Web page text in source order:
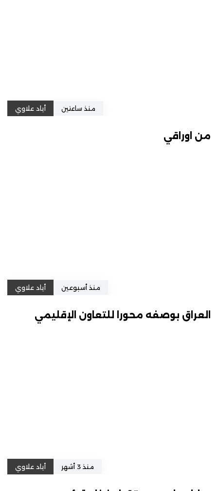
منذ ساعتين أياد علاوي
من اوراقي
منذ أسبوعين أياد علاوي
العراق بوصفه محورا للتعاون الإقليمي
منذ 3 أشهر أياد علاوي